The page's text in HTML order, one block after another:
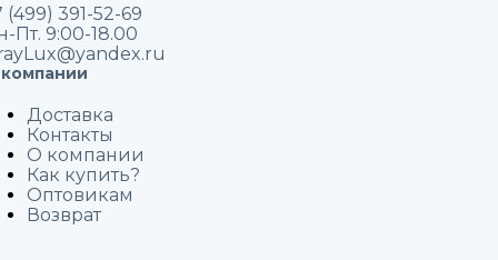
(499) 391-52-69
Пт. 9:00-18.00
Доставка
Контакты
О компании
Как купить?
Оптовикам
Возврат